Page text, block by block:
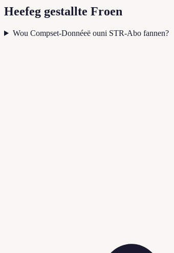
Heefeg gestallte Froen
Wou Compset-Donnéeë ouni STR-Abo fannen?